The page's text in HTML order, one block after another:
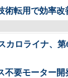
術転用で効率改
カロライナ、第
不要モーター開